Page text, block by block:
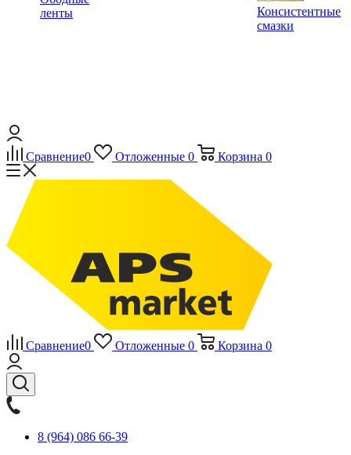
ленты
Консистентные
смазки
Сравнение0 Отложенные 0 Корзина 0
Сравнение0 Отложенные 0 Корзина 0
8 (964) 086 66-39